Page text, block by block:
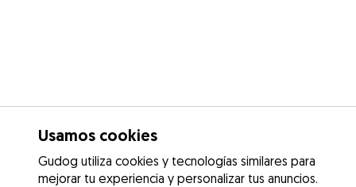
Usamos cookies
Gudog utiliza cookies y tecnologías similares para
mejorar tu experiencia y personalizar tus anuncios.